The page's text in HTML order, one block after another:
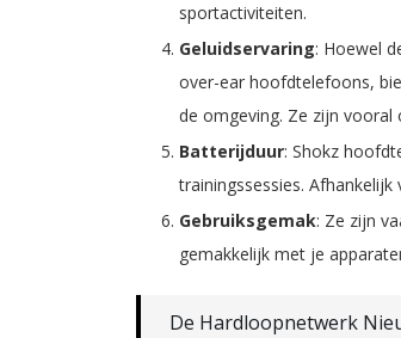
sportactiviteiten.
Geluidservaring: Hoewel
over-ear hoofdtelefoons,
de omgeving. Ze zijn
Batterijduur: Shokz
trainingssessies.
Gebruiksgemak: Ze zijn
gemakkelijk met je
De Hardloopnetwerk